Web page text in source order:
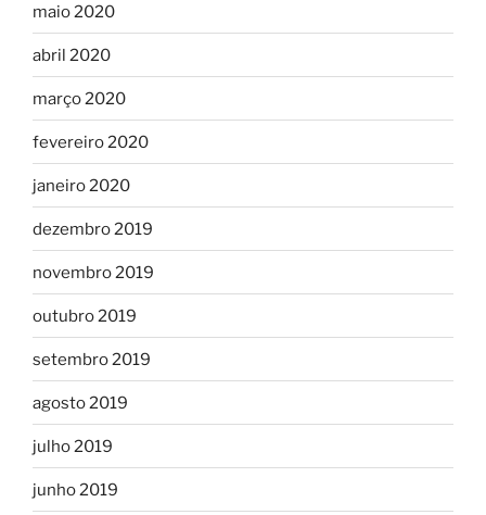
maio 2020
abril 2020
março 2020
fevereiro 2020
janeiro 2020
dezembro 2019
novembro 2019
outubro 2019
setembro 2019
agosto 2019
julho 2019
junho 2019